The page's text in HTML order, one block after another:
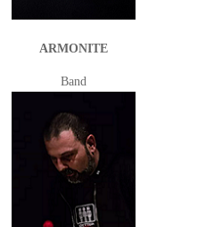
ARMONITE
Band